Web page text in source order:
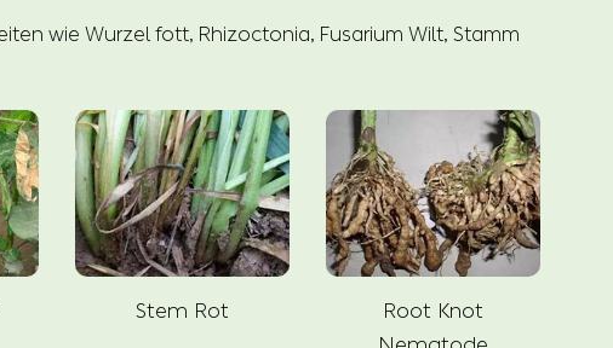
wie Wurzel fott, Rhizoctonia, Fusarium Wilt, Stamm
Stem Rot
Root Knot